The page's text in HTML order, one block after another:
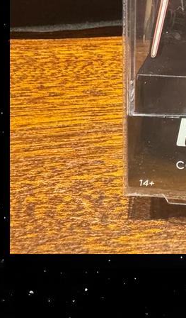
Your source for Collectors
Hasbro - McFarlane Toys -